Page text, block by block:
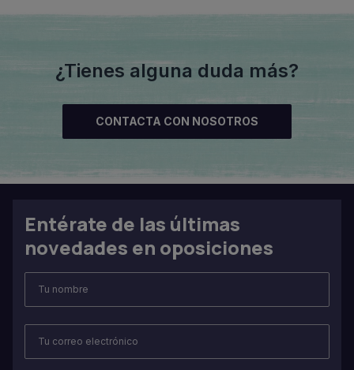
¿Tienes alguna duda más?
CONTACTA CON NOSOTROS
Entérate de las últimas
novedades en oposiciones